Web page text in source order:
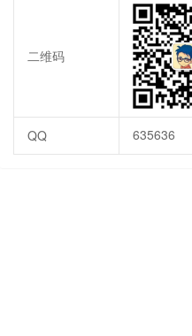
二维码
QQ 635636